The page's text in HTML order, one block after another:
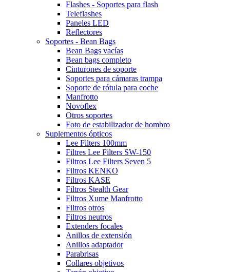
Flashes - Soportes para flash
Teleflashes
Paneles LED
Reflectores
Soportes - Bean Bags
Bean Bags vacías
Bean bags completo
Cinturones de soporte
Soportes para cámaras trampa
Soporte de rótula para coche
Manfrotto
Novoflex
Otros soportes
Foto de estabilizador de hombro
Suplementos ópticos
Lee Filters 100mm
Filtres Lee Filters SW-150
Filtros Lee Filters Seven 5
Filtros KENKO
Filtros KASE
Filtros Stealth Gear
Filtros Xume Manfrotto
Filtros otros
Filtros neutros
Extenders focales
Anillos de extensión
Anillos adaptador
Parabrisas
Collares objetivos